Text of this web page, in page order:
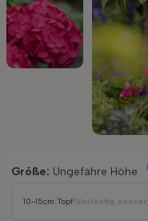
Größe: Ungefähre Höhe
10-15cm Topf